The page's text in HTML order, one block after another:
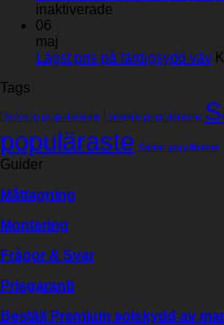
inaktiverade
inte
SANDATEX?
06
maj
Lägst pris på färdigsydd väv
Tags
Dickson populäraste Lumera populäraste
populäraste Sattler populäraste
Guider
Måttagning
Montering
Frågor & Svar
Prisgaranti
Beställ Premium solskydd av